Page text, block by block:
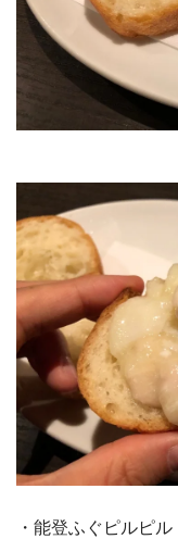
・能登ふぐピルピル